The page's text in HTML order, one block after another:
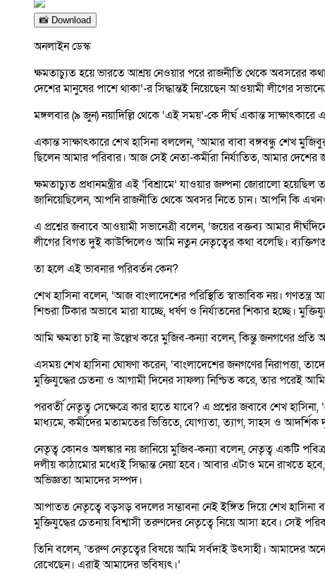
📸 Download
অনলাইন ডেস্ক
ক্ষমতাচ্যুত হয়ে ভারতে আশ্রয় নেওয়ার পরে রাজনীতি থেকে অবসরের
দেশের মানুষের পাশে থাকা’-র সিদ্ধান্তই নিয়েছেন আওয়ামী লীগের
মঙ্গলবার (৯ জুন) নয়াদিল্লি থেকে ‘এই সময়’-কে দীর্ঘ একান্ত সাক্ষাৎকারে
একান্ত সাক্ষাৎকারে শেখ হাসিনা বললেন, ‘আমার বাবা বঙ্গবন্ধু শেখ
ছিলেন আমার পরিবার। আজ সেই নেতা-কর্মীরা নির্যাতিত, আমার
ক্ষমতাচ্যুত প্রধানমন্ত্রীর এই ‘বিশ্রামে’ যাওয়ার জল্পনা জোরালো
জানিয়েছিলেন, আপনি রাজনীতি থেকে অবসর নিতে চান। আপনি কি
এ প্রশ্নের জবাবে আওয়ামী সভানেত্রী বলেন, ‘জয়ের বক্তব্য আমার
লীগের বিগত দুই কাউন্সিলেও আমি নতুন নেতৃত্বের কথা বলেছি।
তা হলে এই ভাবনার পরিবর্তন কেন?
শেখ হাসিনা বলেন, ‘আজ বাংলাদেশের পরিস্থিতি স্বাভাবিক নয়।
শিশুরা টিকার অভাবে মারা যাচ্ছে, ধর্ষণ ও নির্যাতনের শিকার হচ্ছে।
আমি ক্ষমতা চাই না উল্লেখ করে মুজিব-কন্যা বলেন, কিন্তু জনগণের প্রতি
এসময় শেখ হাসিনা ঘোষণা করেন, ‘বাংলাদেশের জনগণের নিরাপত্তা,
মুক্তিযুদ্ধের চেতনা ও আগামী দিনের সাফল্য নিশ্চিত করে, তার পরেই
পরবর্তী নেতৃত্ব সেক্ষেত্রে কার হাতে যাবে? এ প্রশ্নের জবাবে শেখ
মাধ্যমে, কর্মীদের মতামতের ভিত্তিতে, যোগ্যতা, ত্যাগ, সাহস ও আদর্শিক
নেতৃত্ব কোনও অলঙ্কার নয় জানিয়ে মুজিব-কন্যা বলেন, নেতৃত্ব একটি
দলীয় কাঠামোর মধ্যেই সিদ্ধান্ত নেয়া হবে। আবার এটাও মনে রাখতে
অভিজ্ঞতা আমাদের সম্পদ।
আপাতত নেতৃত্বে বড়সড় বদলের সম্ভাবনা নেই ইঙ্গিত দিয়ে শেখ হাসিনা
মুক্তিযুদ্ধের চেতনায় বিশ্বাসী তরুণদের নেতৃত্বে নিয়ে আসা হবে। সেই
তিনি বলেন, ‘তরুণ নেতৃত্বের বিষয়ে আমি সর্বদাই উৎসাহী। আমাদের
রেখেছেন। এরাই আমাদের ভবিষ্যৎ।’